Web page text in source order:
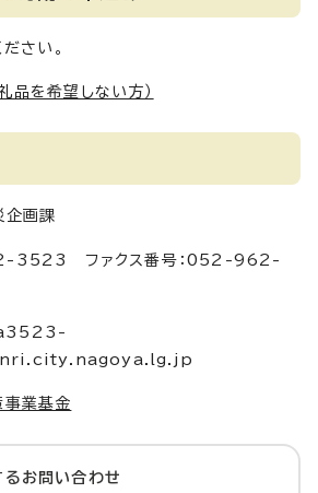
さい。
品を希望しない方）
企画課
3523 ファクス番号：052-962-
a3523-
事業基金
る お問い合わせ